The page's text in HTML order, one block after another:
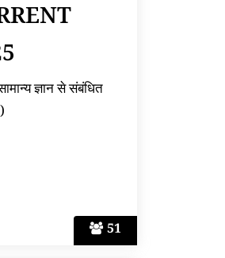
51
ज्ञान से संबंधित